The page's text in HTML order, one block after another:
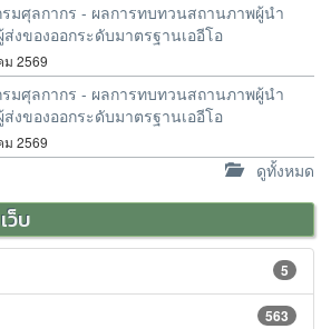
มศุลกากร - ผลการทบทวนสถานภาพผู้นำ
ส่งของออกระดับมาตรฐานเออีโอ
ม 2569
มศุลกากร - ผลการทบทวนสถานภาพผู้นำ
ส่งของออกระดับมาตรฐานเออีโอ
ม 2569
ดูทั้งหมด
ว็บ
5
563